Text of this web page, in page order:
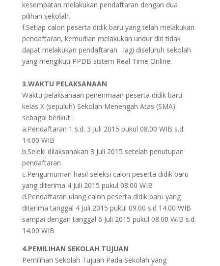
kesempatan melakukan pendaftaran dengan dua
pilihan sekolah.
f.Setiap calon peserta didik baru yang telah melakukan
pendaftaran, kemudian melakukan undur diri tidak
dapat melakukan pendaftaran lagi diseluruh sekolah
yang mengikuti PPDB sistem Real Time Online.
3.WAKTU PELAKSANAAN
Waktu pelaksanaan penerimaan peserta didik baru
kelas X (sepuluh) Sekolah Menengah Atas (SMA)
sebagai berikut :
a.Pendaftaran 1 s.d. 3 Juli 2015 pukul 08.00 WIB s.d.
14.00 WIB
b.Seleki dilaksanakan 3 Juli 2015 setelah penutupan
pendaftaran
c.Pengumuman hasil seleksi calon peserta didik baru
yang diterima 4 Juli 2015 pukul 08.00 WIB
d.Pendaftaran ulang calon peserta didik baru yang
diterima tanggal 4 Juli 2015 pukul 09.00 s.d 14.00 WIB
sampai dengan tanggal 6 Juli 2015 pukul 08.00 WIB s.d.
14.00 WIB
4.PEMILIHAN SEKOLAH TUJUAN
Pemilihan Sekolah Tujuan Pada Sekolah yang